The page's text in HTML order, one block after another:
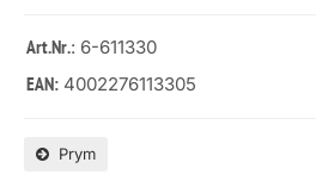
Art.Nr.: 6-611330
EAN: 4002276113305
Prym